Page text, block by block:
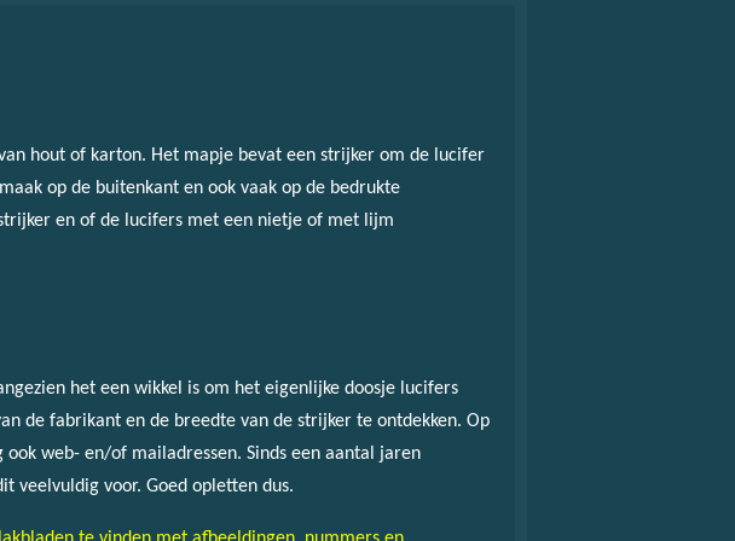
hout of karton. Het mapje bevat een strijker om de lucifer
op de buitenkant en ook vaak op de bedrukte
en of de lucifers met een nietje of met lijm
het een wikkel is om het eigenlijke doosje lucifers
de fabrikant en de breedte van de strijker te ontdekken. Op
web- en/of mailadressen. Sinds een aantal jaren
veelvuldig voor. Goed opletten dus.